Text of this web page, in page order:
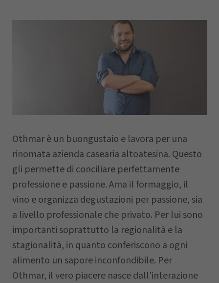
Othmar è un buongustaio e lavora per una
rinomata azienda casearia altoatesina. Questo
gli permette di conciliare perfettamente
professione e passione. Ama il formaggio, il
vino e organizza degustazioni per passione, sia
a livello professionale che privato. Per lui sono
importanti soprattutto la regionalità e la
stagionalità, in quanto conferiscono a ogni
alimento un sapore inconfondibile. Per
Othmar, il vero piacere nasce dall'interazione
Ditta
Cognome
Azienda
CAP
Comune